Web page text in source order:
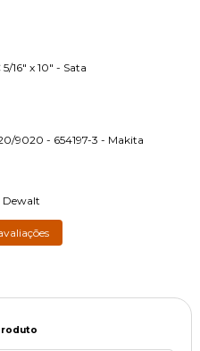
16" x 10" - Sata
9020 - 654197-3 - Makita
Dewalt